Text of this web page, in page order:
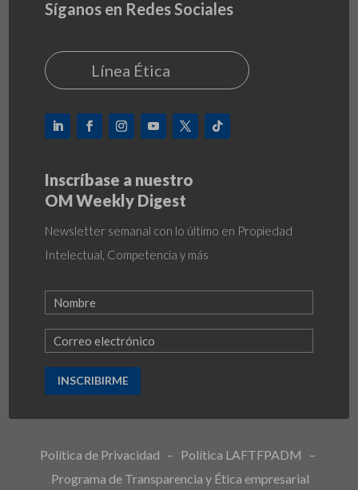
Síganos en Redes Sociales
Línea Ética
Inscríbase a nuestro
OM Weekly Digest
Newsletter semanal con lo último en Propiedad
Intelectual, Competencia y más
INSCRIBIRME
Política de Privacidad – Política LAFTFPADM
–
Programa de Transparencia y Ética empresarial